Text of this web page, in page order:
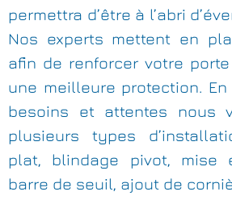
permettra d’être à l’abri
Nos experts mettent en
afin de renforcer votre
une meilleure protection.
besoins et attentes nous
plusieurs types
plat, blindage pivot, mise
barre de seuil, ajout de